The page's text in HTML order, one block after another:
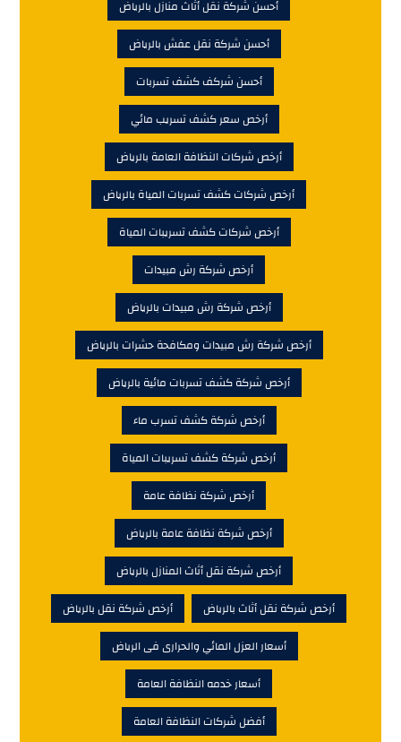
أحسن شركة نقل أثاث منازل بالرياض
أحسن شركة نقل عفش بالرياض
أحسن شركف كشف تسربات
أرخص سعر كشف تسريب مائي
أرخص شركات النظافة العامة بالرياض
أرخص شركات كشف تسربات المياة بالرياض
أرخص شركات كشف تسريبات المياة
أرخص شركة رش مبيدات
أرخص شركة رش مبيدات بالرياض
أرخص شركة رش مبيدات ومكافحة حشرات بالرياض
أرخص شركة كشف تسربات مائية بالرياض
أرخص شركة كشف تسرب ماء
أرخص شركة كشف تسريبات المياة
أرخص شركة نظافة عامة
أرخص شركة نظافة عامة بالرياض
أرخص شركة نقل أثاث المنازل بالرياض
أرخص شركة نقل أثاث بالرياض
أرخص شركة نقل بالرياض
أسعار العزل المائي والحرارى فى الرياض
أسعار خدمه النظافة العامة
أفضل شركات النظافة العامة